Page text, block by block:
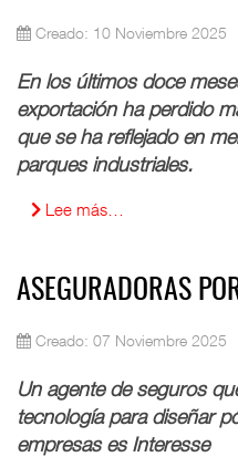
Creado: 10 Noviembre 2025
En los últimos doce
exportación ha perdido
que se ha reflejado en
parques industriales.
Lee más…
ASEGURADORAS
Creado: 07 Noviembre 2025
Un agente de seguros
tecnología para diseñar
empresas es Interesse